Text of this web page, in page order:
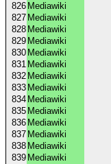
826 Mediawiki
827 Mediawiki
828 Mediawiki
829 Mediawiki
830 Mediawiki
831 Mediawiki
832 Mediawiki
833 Mediawiki
834 Mediawiki
835 Mediawiki
836 Mediawiki
837 Mediawiki
838 Mediawiki
839 Mediawiki